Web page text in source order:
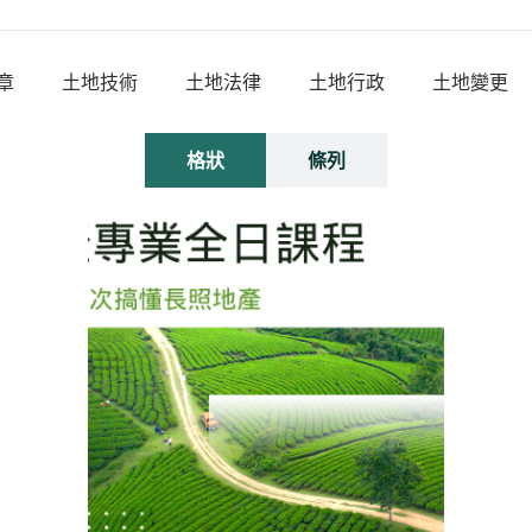
土地技術 土地法律 土地行政 土地變更
格狀 條列